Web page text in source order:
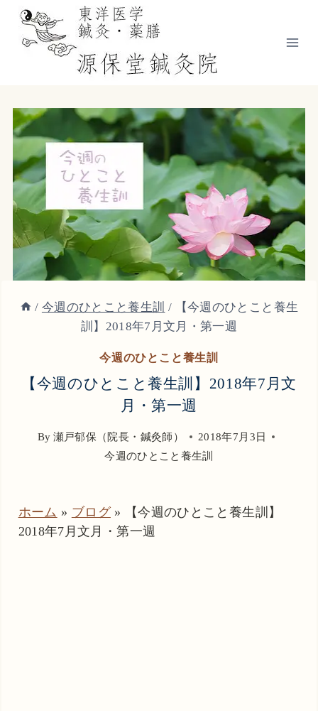
/ 今週のひとこと養生訓 /
【今週のひとこと養生
訓】2018年7月文月・第一週
今週のひとこと養生訓
【今週のひとこと養生訓】2018年7月文
月・第一週
By 瀬戸郁保（院長・鍼灸師）
2018年7月3日
今週のひとこと養生訓
ホーム » ブログ»
【今週のひとこと養生訓】
2018年7月文月・第一週